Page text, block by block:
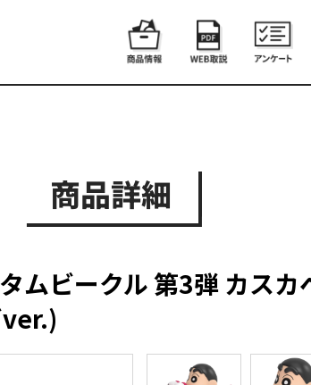
商品詳細
ムビークル 第3弾 カス